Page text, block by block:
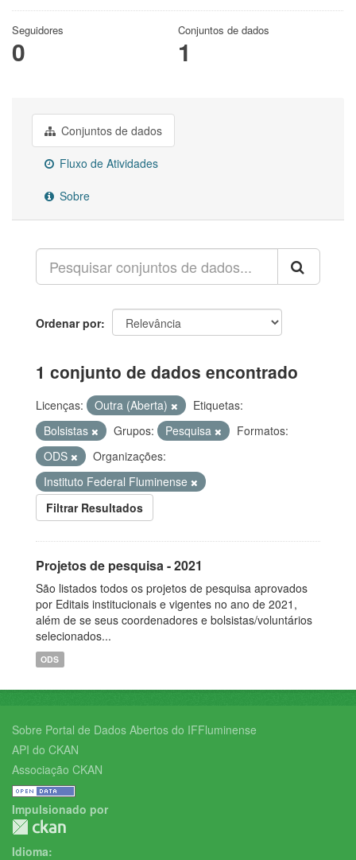
Seguidores
0
Conjuntos de dados
1
Conjuntos de dados
Fluxo de Atividades
Sobre
Ordenar por
1 conjunto de dados encontrado
Licenças: Outra (Aberta)
Etiquetas:
Bolsistas
Grupos: Pesquisa
Formatos:
ODS
Organizações:
Instituto Federal Fluminense
Filtrar Resultados
Projetos de pesquisa - 2021
São listados todos os projetos de pesquisa aprovados
por Editais institucionais e vigentes no ano de 2021,
além de se seus coordenadores e bolsistas/voluntários
selecionados...
ODS
Sobre Portal de Dados Abertos do IFFluminense
API do CKAN
Associação CKAN
Impulsionado por
Idioma